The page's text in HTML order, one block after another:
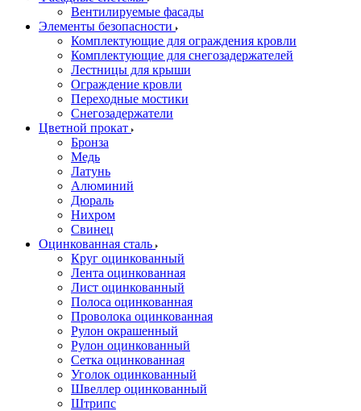
Вентилируемые фасады
Элементы безопасности
Комплектующие для ограждения кровли
Комплектующие для снегозадержателей
Лестницы для крыши
Ограждение кровли
Переходные мостики
Снегозадержатели
Цветной прокат
Бронза
Медь
Латунь
Алюминий
Дюраль
Нихром
Свинец
Оцинкованная сталь
Круг оцинкованный
Лента оцинкованная
Лист оцинкованный
Полоса оцинкованная
Проволока оцинкованная
Рулон окрашенный
Рулон оцинкованный
Сетка оцинкованная
Уголок оцинкованный
Швеллер оцинкованный
Штрипс